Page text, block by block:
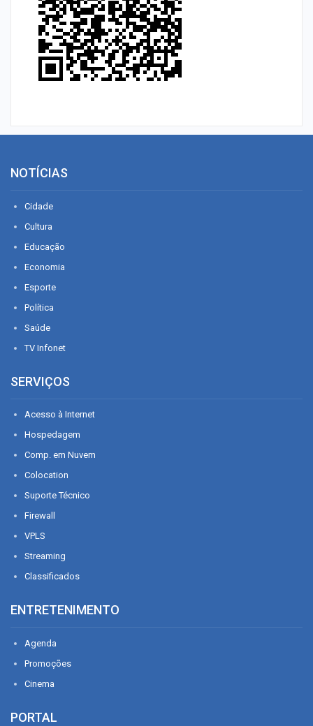
NOTÍCIAS
Cidade
Cultura
Educação
Economia
Esporte
Política
Saúde
TV Infonet
SERVIÇOS
Acesso à Internet
Hospedagem
Comp. em Nuvem
Colocation
Suporte Técnico
Firewall
VPLS
Streaming
Classificados
ENTRETENIMENTO
Agenda
Promoções
Cinema
PORTAL